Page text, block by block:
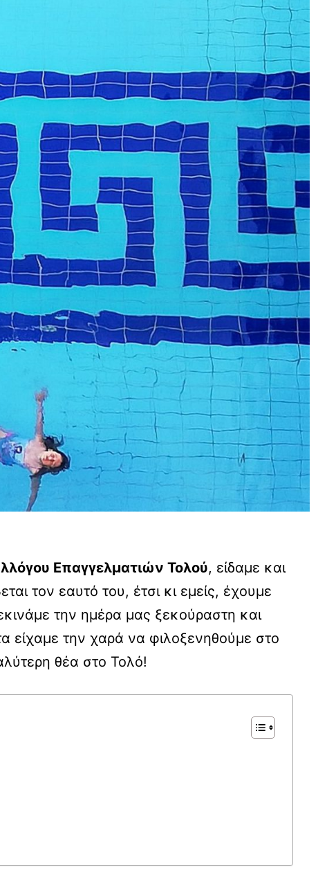
Επαγγελματιών Τολού, είδαμε και
τον εαυτό του, έτσι κι εμείς, έχουμε
την ημέρα μας ξεκούραστη και
είχαμε την χαρά να φιλοξενηθούμε στο
θέα στο Τολό!